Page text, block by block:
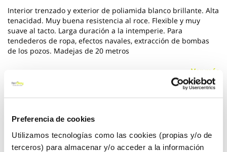
Preferencia de cookies
Utilizamos tecnologías como las cookies (propias y/o de
terceros) para almacenar y/o acceder a la información
Interior trenzado y exterior de poliamida blanco brillante. Alta
tenacidad. Muy buena resistencia al roce. Flexible y muy
suave al tacto. Larga duración a la intemperie. Para
tendederos de ropa, efectos navales, extracción de bombas
de los pozos. Madejas de 20 metros
Ver más
6,24 €
Añadir al carrito